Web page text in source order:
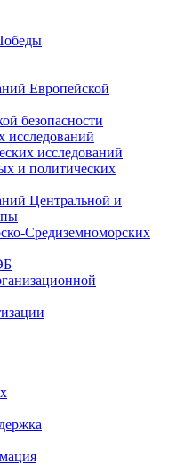
Европейской
безопасности
исследований
исследований
и политических
Центральной и
Средиземноморских